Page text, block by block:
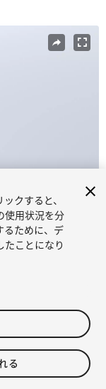
クすると、
使用状況を分
るために、デ
ことになり
る